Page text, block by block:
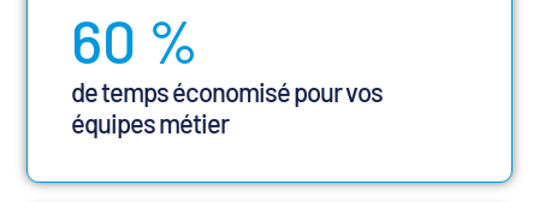
60 %
de temps économisé pour vos
équipes métier